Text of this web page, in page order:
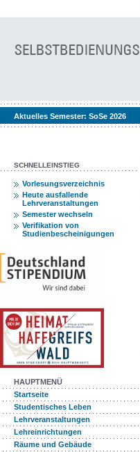
Aktuelles Semester: SoSe 2026
SCHNELLEINSTIEG
Vorlesungsverzeichnis
Heute ausfallende
Lehrveranstaltungen
Semester wechseln
Verifikation von
Studienbescheinigungen
HAUPTMENÜ
Startseite
Studentisches Leben
Lehrveranstaltungen
Lehreinrichtungen
Räume und Gebäude